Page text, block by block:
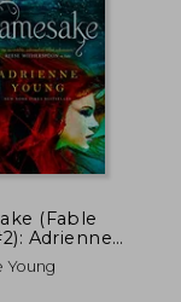
(Fable
Adrienne
Inglés)
Young